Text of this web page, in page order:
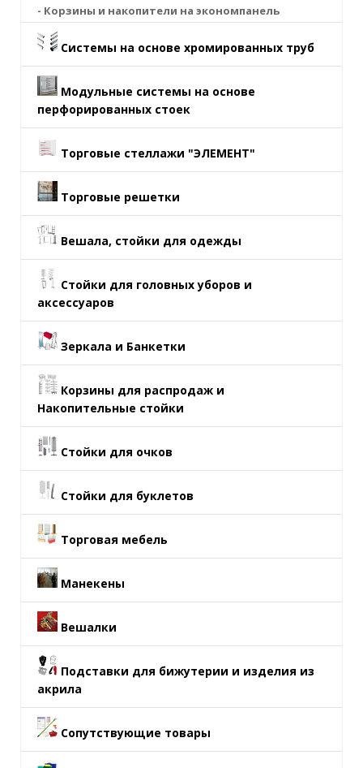
- Корзины и накопители на экономпанель
Системы на основе хромированных труб
Модульные системы на основе
перфорированных стоек
Торговые стеллажи "ЭЛЕМЕНТ"
Торговые решетки
Вешала, стойки для одежды
Стойки для головных уборов и
аксессуаров
Зеркала и Банкетки
Корзины для распродаж и
Накопительные стойки
Стойки для очков
Стойки для буклетов
Торговая мебель
Манекены
Вешалки
Подставки для бижутерии и изделия из
акрила
Сопутствующие товары